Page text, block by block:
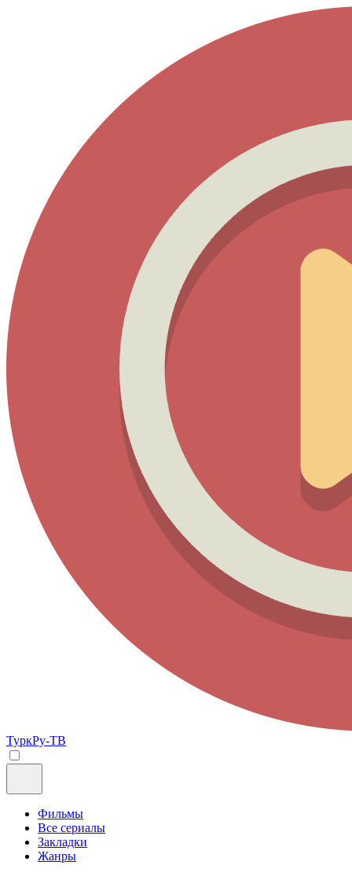
ТуркРу-ТВ
Фильмы
Все сериалы
Закладки
Жанры